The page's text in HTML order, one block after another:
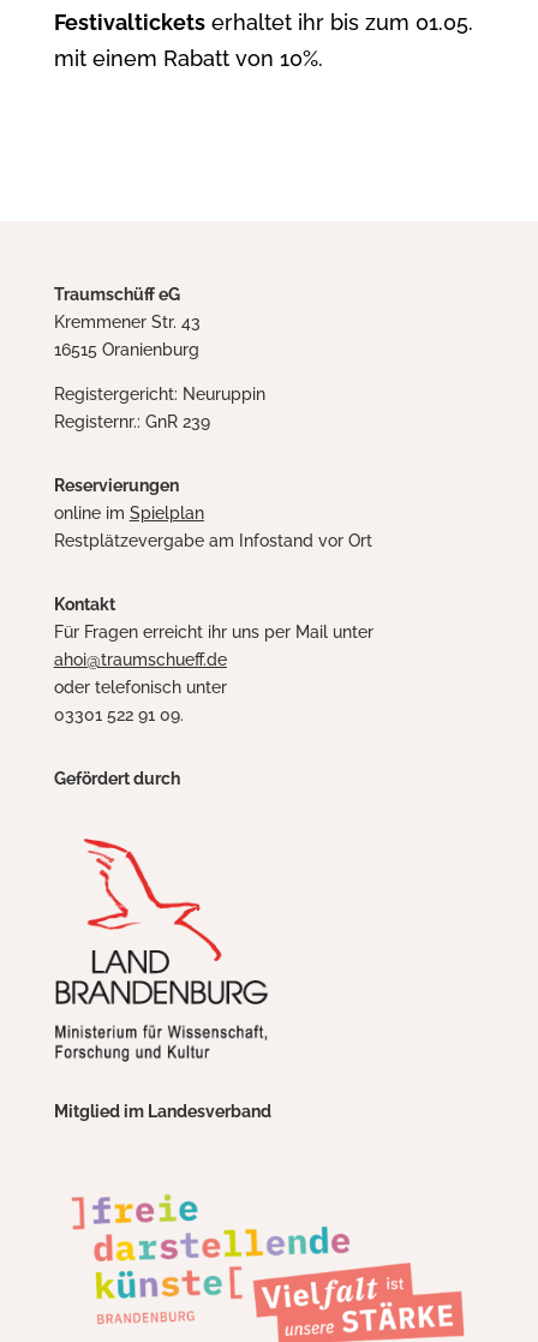
Festivalticketserhaltet ihr bis zum 01.05.
mit einem Rabatt von 10%.
Traumschüff eG
Kremmener Str. 43
16515 Oranienburg
Registergericht: Neuruppin
Registernr.: GnR 239
Reservierungen
online im Spielplan
Restplätzevergabe am Infostand vor Ort
Kontakt
Für Fragen erreicht ihr uns per Mail unter
ahoi@traumschueff.de
oder telefonisch unter
03301 522 91 09.
Gefördert durch
Mitglied im Landesverband